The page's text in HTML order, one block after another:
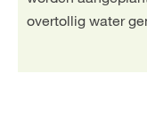
overtollig water